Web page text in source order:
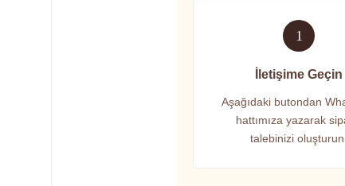
1
İletişime Geçin
Aşağıdaki butondan
hattımıza yazarak
talebinizi